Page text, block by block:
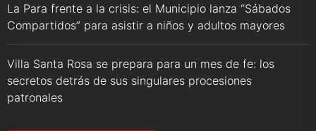
La Para frente a la crisis: el Municipio lanza “Sábados
Compartidos” para asistir a niños y adultos mayores
Villa Santa Rosa se prepara para un mes de fe: los
secretos detrás de sus singulares procesiones
patronales